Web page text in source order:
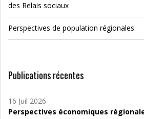
des Relais sociaux
Perspectives de population régionales
Publications récentes
16 Juil 2026
Perspectives économiques